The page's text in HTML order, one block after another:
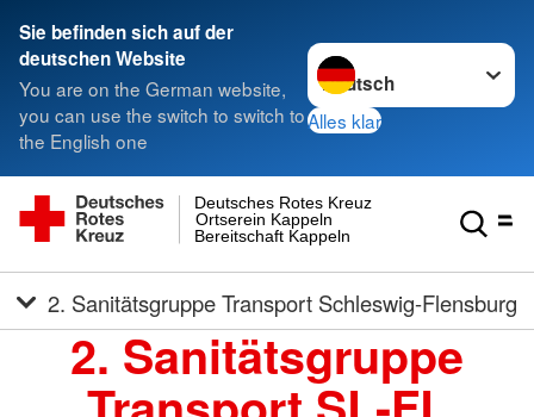
Sie befinden sich auf der
deutschen Website
You are on the German website,
you can use the switch to switch to
the English one
Sprache wechseln zu
Alles klar
Bereitschaft Kappeln
Ortserein Kappeln
Deutsches Rotes Kreuz
2. Sanitätsgruppe Transport Schleswig-Flensburg
2. Sanitätsgruppe